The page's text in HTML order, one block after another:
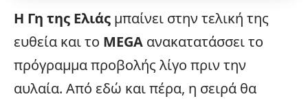
Η Γη της Ελιάς μπαίνει στην τελική της
ευθεία και το MEGA ανακατατάσσει το
πρόγραμμα προβολής λίγο πριν την
αυλαία. Από εδώ και πέρα, η σειρά θα